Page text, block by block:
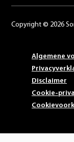
Copyright © 2026
Algemene
Disclaimer
Cookie-